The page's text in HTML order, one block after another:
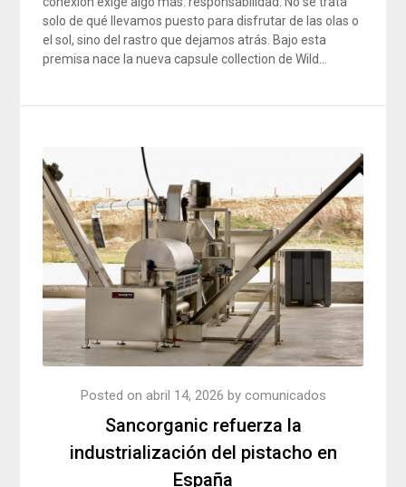
solo de qué llevamos puesto para disfrutar de las olas o
el sol, sino del rastro que dejamos atrás. Bajo esta
premisa nace la nueva capsule collection de Wild…
Sancorganic refuerza la
industrialización del pistacho en
España
Posted on abril 14, 2026 by comunicados